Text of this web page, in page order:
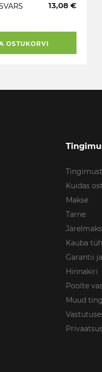
13,08 €
OSTUKORVI
Kuidas
Makse
Tarne
Järelmaks
Kauba
Garantii
Hinnakiri
Poolte
Muud